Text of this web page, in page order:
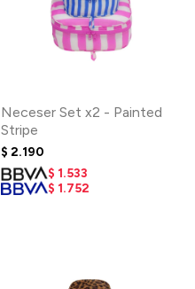
Neceser Set x2 - Painted
Stripe
$ 2.190
$ 1.533
$ 1.752